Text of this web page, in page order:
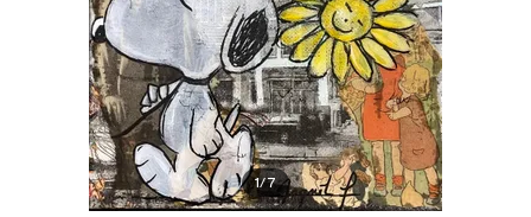
1/7